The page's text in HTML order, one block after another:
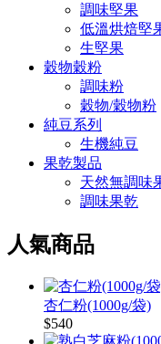
調味堅果
低溫烘焙堅
生堅果
穀物穀粉
調味粉
穀物/穀物粉
純豆系列
生機純豆
果乾製品
天然無調味
調味果乾
人氣商品
杏仁粉(1000g/袋)
$540